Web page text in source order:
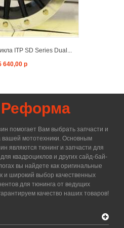
ITP SD Series Dual...
640,00 р
Реформа
помогает Вам выбрать запчасти и
вашей мототехники. Основным
являются тюнинг и запчасти для
квадроциклов и других сайд-бай-
вы найдете как оригинальные
и широкий выбор качественных
для тюнинга от ведущих
качество наших товаров!